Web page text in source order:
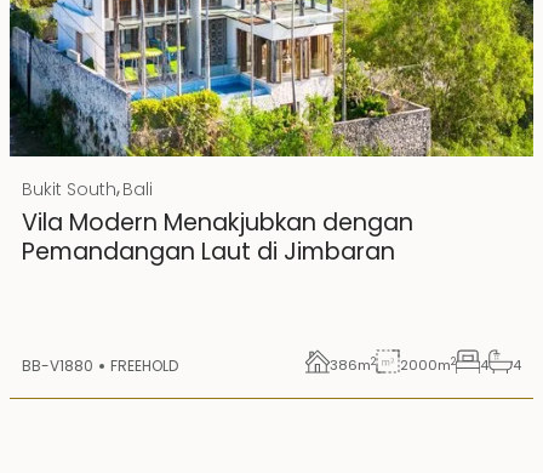
Rp 20000000000 IDR
Hak Milik
Bukit South,Bali
Vila Modern Menakjubkan dengan
Pemandangan Laut di Jimbaran
BB-V1880 FREEHOLD 386m2 2000m2 4 4